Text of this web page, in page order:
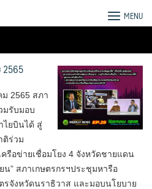
MENU
2565
ม 2565 สภา
มรับมอบ
ไยบินได้ สู่
ติร่วม
รือข่ายเชื่อมโยง 4 จังหวัดชายแดน
น” สภาเกษตรกรฯประชุมหารือ
รจังหวัดนราธิวาส และมอบนโยบาย